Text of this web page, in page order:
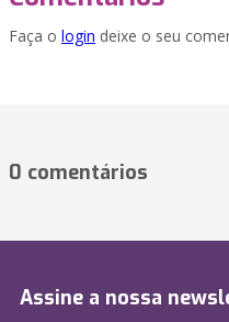
Faça o login deixe o seu
0 comentários
Assine a nossa